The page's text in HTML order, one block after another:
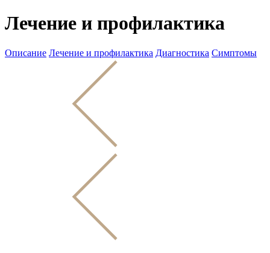
Лечение и профилактика
Описание Лечение и профилактика Диагностика Симптомы